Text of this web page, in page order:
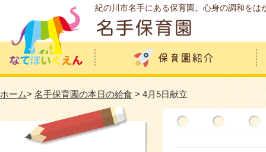
紀の川市名手にある保育園。心身の調和を
ホーム> 名手保育園の本日の給食 > 4月5日献立